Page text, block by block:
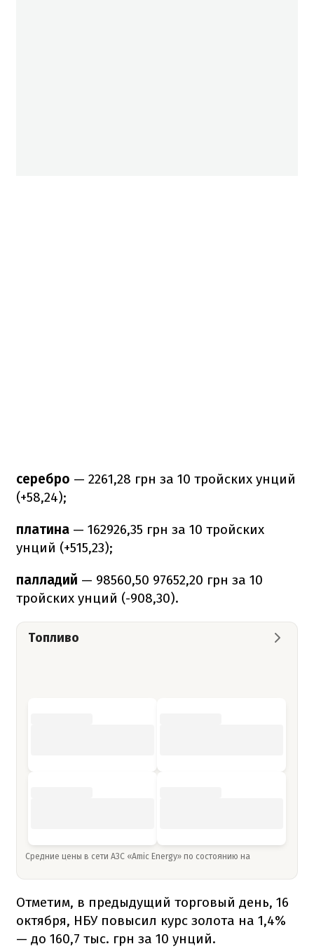
серебро — 2261,28 грн за 10 тройских унций
(+58,24);
платина — 162926,35 грн за 10 тройских
унций (+515,23);
палладий — 98560,50 97652,20 грн за 10
тройских унций (-908,30).
Топливо
Средние цены в сети АЗС «Amic Energy» по состоянию на
Отметим, в предыдущий торговый день, 16
октября, НБУ повысил курс золота на 1,4%
— до 160,7 тыс. грн за 10 унций.